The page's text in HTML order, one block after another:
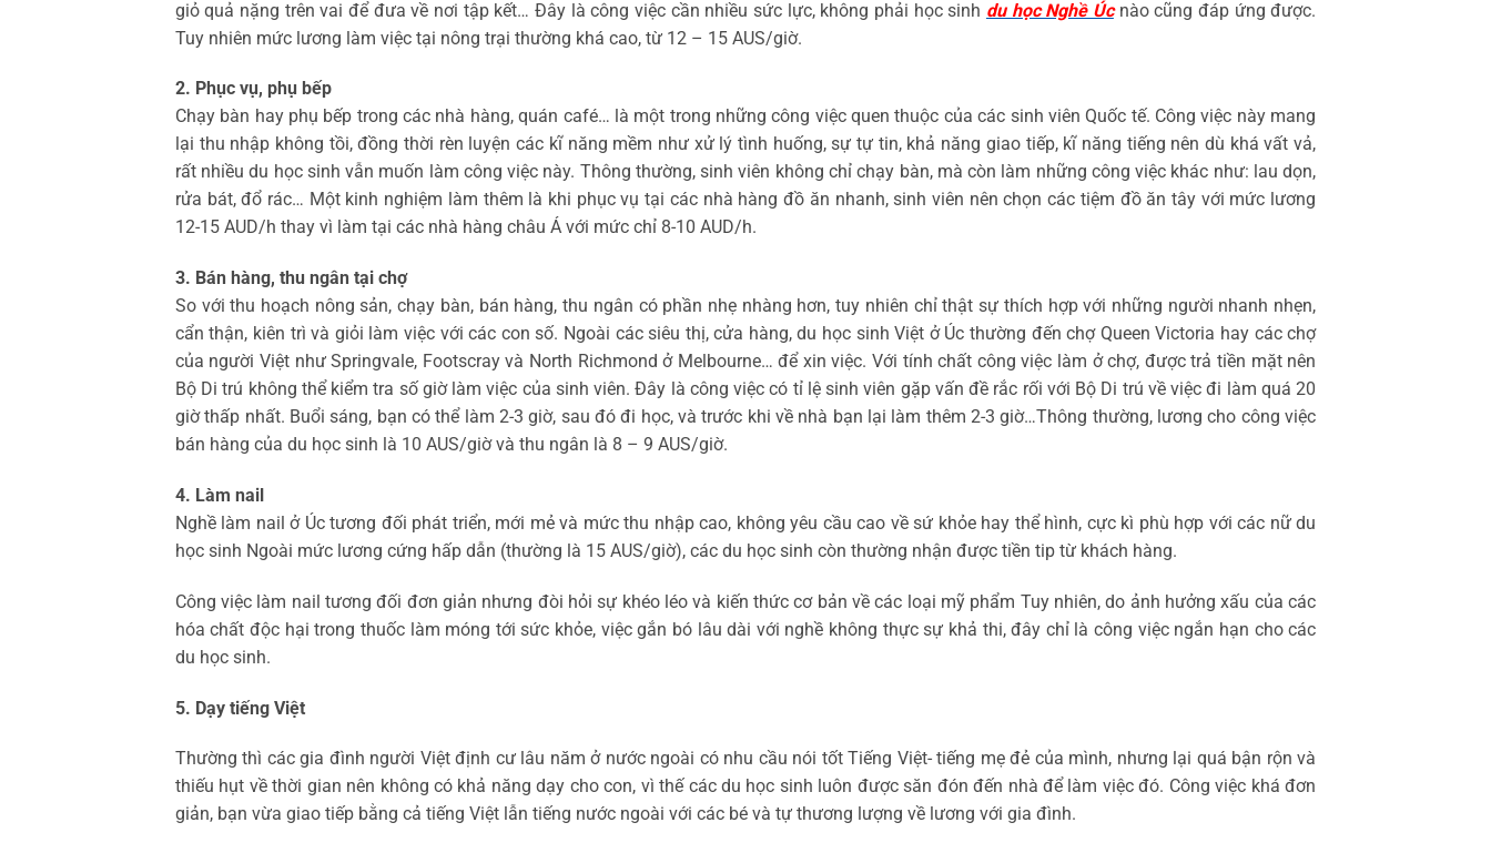
giỏ quả nặng trên vai để đưa về nơi tập kết… Đây là công việc cần nhiều sức lực, không phải học sinh du học Nghề Úcnào cũng đáp ứng được.
Tuy nhiên mức lương làm việc tại nông trại thường khá cao, từ 12 – 15 AUS/giờ.
2. Phục vụ, phụ bếp
Chạy bàn hay phụ bếp trong các nhà hàng, quán café… là một trong những công việc quen thuộc của các sinh viên Quốc tế. Công việc này mang
lại thu nhập không tồi, đồng thời rèn luyện các kĩ năng mềm như xử lý tình huống, sự tự tin, khả năng giao tiếp, kĩ năng tiếng nên dù khá vất vả,
rất nhiều du học sinh vẫn muốn làm công việc này. Thông thường, sinh viên không chỉ chạy bàn, mà còn làm những công việc khác như: lau dọn,
rửa bát, đổ rác… Một kinh nghiệm làm thêm là khi phục vụ tại các nhà hàng đồ ăn nhanh, sinh viên nên chọn các tiệm đồ ăn tây với mức lương
12-15 AUD/h thay vì làm tại các nhà hàng châu Á với mức chỉ 8-10 AUD/h.
3. Bán hàng, thu ngân tại chợ
So với thu hoạch nông sản, chạy bàn, bán hàng, thu ngân có phần nhẹ nhàng hơn, tuy nhiên chỉ thật sự thích hợp với những người nhanh nhẹn,
cẩn thận, kiên trì và giỏi làm việc với các con số. Ngoài các siêu thị, cửa hàng, du học sinh Việt ở Úc thường đến chợ Queen Victoria hay các chợ
của người Việt như Springvale, Footscray và North Richmond ở Melbourne… để xin việc. Với tính chất công việc làm ở chợ, được trả tiền mặt nên
Bộ Di trú không thể kiểm tra số giờ làm việc của sinh viên. Đây là công việc có tỉ lệ sinh viên gặp vấn đề rắc rối với Bộ Di trú về việc đi làm quá 20
giờ thấp nhất. Buổi sáng, bạn có thể làm 2-3 giờ, sau đó đi học, và trước khi về nhà bạn lại làm thêm 2-3 giờ…Thông thường, lương cho công việc
bán hàng của du học sinh là 10 AUS/giờ và thu ngân là 8 – 9 AUS/giờ.
4. Làm nail
Nghề làm nail ở Úc tương đối phát triển, mới mẻ và mức thu nhập cao, không yêu cầu cao về sứ khỏe hay thể hình, cực kì phù hợp với các nữ du
học sinh Ngoài mức lương cứng hấp dẫn (thường là 15 AUS/giờ), các du học sinh còn thường nhận được tiền tip từ khách hàng.
Công việc làm nail tương đối đơn giản nhưng đòi hỏi sự khéo léo và kiến thức cơ bản về các loại mỹ phẩm Tuy nhiên, do ảnh hưởng xấu của các
hóa chất độc hại trong thuốc làm móng tới sức khỏe, việc gắn bó lâu dài với nghề không thực sự khả thi, đây chỉ là công việc ngắn hạn cho các
du học sinh.
5. Dạy tiếng Việt
Thường thì các gia đình người Việt định cư lâu năm ở nước ngoài có nhu cầu nói tốt Tiếng Việt- tiếng mẹ đẻ của mình, nhưng lại quá bận rộn và
thiếu hụt về thời gian nên không có khả năng dạy cho con, vì thế các du học sinh luôn được săn đón đến nhà để làm việc đó. Công việc khá đơn
giản, bạn vừa giao tiếp bằng cả tiếng Việt lẫn tiếng nước ngoài với các bé và tự thương lượng về lương với gia đình.